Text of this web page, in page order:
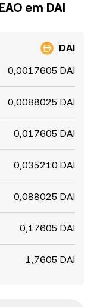
em DAI
DAI
0,0017605 DAI
0,0088025 DAI
0,017605 DAI
0,035210 DAI
0,088025 DAI
0,17605 DAI
1,7605 DAI